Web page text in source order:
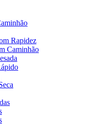
Rapidez
Caminhão